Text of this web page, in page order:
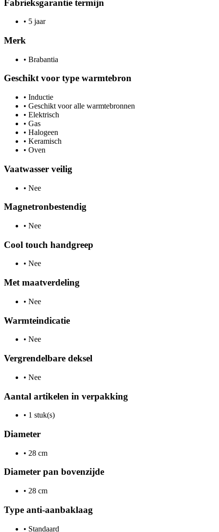
Fabrieksgarantie termijn
• 5 jaar
Merk
• Brabantia
Geschikt voor type warmtebron
• Inductie
• Geschikt voor alle warmtebronnen
• Elektrisch
• Gas
• Halogeen
• Keramisch
• Oven
Vaatwasser veilig
• Nee
Magnetronbestendig
• Nee
Cool touch handgreep
• Nee
Met maatverdeling
• Nee
Warmteindicatie
• Nee
Vergrendelbare deksel
• Nee
Aantal artikelen in verpakking
• 1 stuk(s)
Diameter
• 28 cm
Diameter pan bovenzijde
• 28 cm
Type anti-aanbaklaag
• Standaard